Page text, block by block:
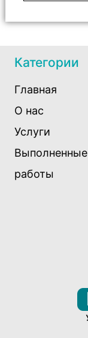
Категории
Главная
О нас
Услуги
Выполненные
работы